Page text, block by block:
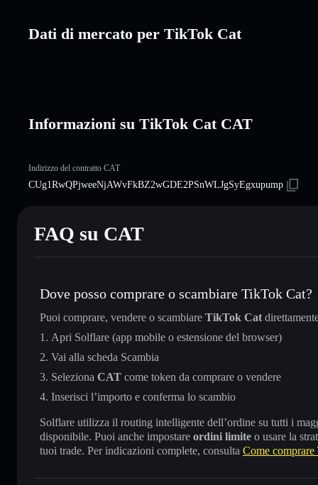
Dati di mercato per TikTok Cat
Informazioni su TikTok Cat CAT
Indirizzo del contratto CAT
CUg1RwQPjweeNjAWvFkBZ2wGDE2PSnWLJgSyEgxupump
FAQ su CAT
Dove posso comprare o scambiare TikTok Cat?
Puoi comprare, vendere o scambiare TikTok Cat
Apri Solflare (app mobile o estensione del browser)
Vai alla scheda Scambia
Seleziona CAT come token da comprare o vendere
Inserisci l’importo e conferma lo scambio
Solflare utilizza il routing intelligente dell’ordine su tutti i
disponibile. Puoi anche impostare ordini limite o usare la
tuoi trade. Per indicazioni complete, consulta Come